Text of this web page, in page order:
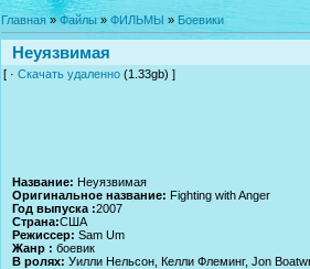
Главная»Файлы» ФИЛЬМЫ » Боевики
Неуязвимая
[ · Скачать удаленно (1.33gb) ]
Название: Неуязвимая
Оригинальное название: Fighting with Anger
Год выпуска :2007
Страна:США
Режиссер: Sam Um
Жанр : боевик
В ролях: Уилли Нельсон, Келли Флеминг, Jon